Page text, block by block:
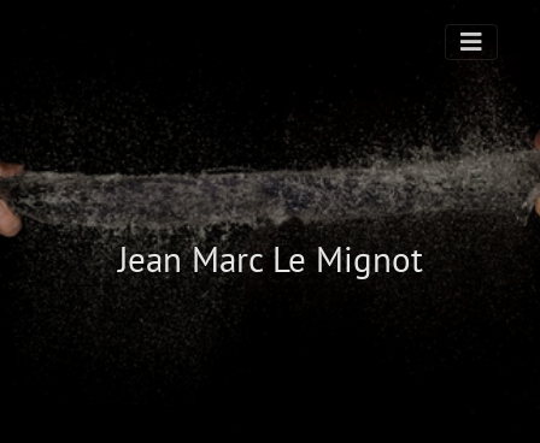
Jean Marc Le Mignot